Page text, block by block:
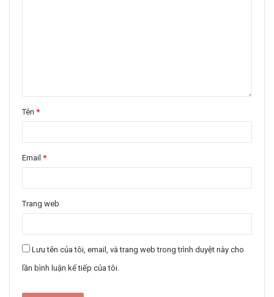
Tên *
Email *
Trang web
Lưu tên của tôi, email, và trang web trong trình duyệt này cho
lần bình luận kế tiếp của tôi.